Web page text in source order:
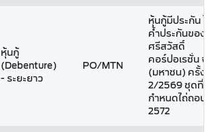
หุ้นกู้
(Debenture)
- ระยะยาว
PO/MTN
หุ้นกู้มีประกัน
ค้ำประกันของ
ศรีสวัสดิ์
คอร์ปอเรชั่น
(มหาชน) ครั้งที่
2/2569 ชุดที่
กำหนดไถ่ถอน
2572